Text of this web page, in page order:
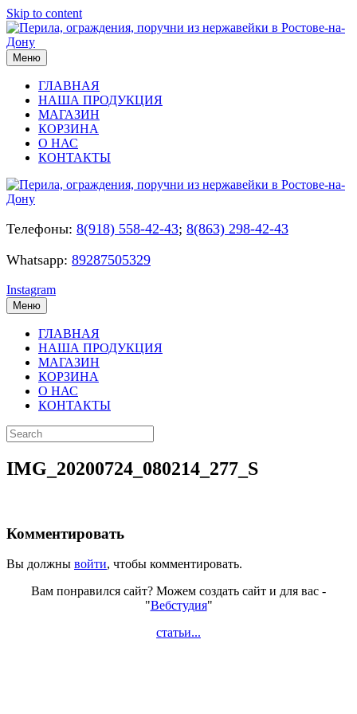
Skip to content
Меню
ГЛАВНАЯ
НАША ПРОДУКЦИЯ
МАГАЗИН
КОРЗИНА
О НАС
КОНТАКТЫ
Телефоны: 8(918) 558-42-43; 8(863) 298-42-43
Whatsapp: 89287505329
Instagram
Меню
ГЛАВНАЯ
НАША ПРОДУКЦИЯ
МАГАЗИН
КОРЗИНА
О НАС
КОНТАКТЫ
IMG_20200724_080214_277_S
Комментировать
Вы должны войти, чтобы комментировать.
Вам понравился сайт? Можем создать сайт и для вас -
"Вебстудия"
статьи...